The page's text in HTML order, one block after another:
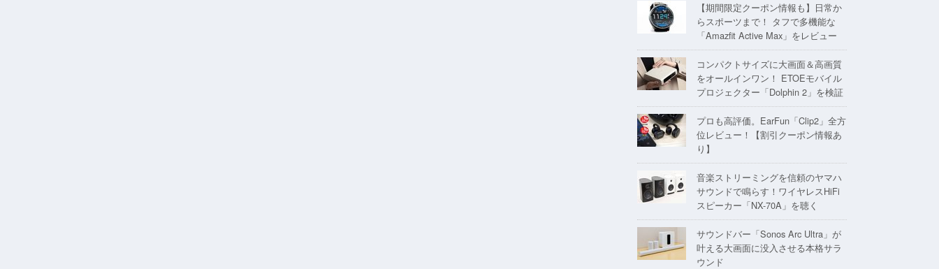
【期間限定クーポン情報も】日常か
らスポーツまで！ タフで多機能な
「Amazfit Active Max」をレビュー
コンパクトサイズに大画面＆高画質
をオールインワン！ ETOEモバイル
プロジェクター「Dolphin 2」を検証
プロも高評価。EarFun「Clip2」全方
位レビュー！【割引クーポン情報あ
り】
音楽ストリーミングを信頼のヤマハ
サウンドで鳴らす！ワイヤレスHiFi
スピーカー「NX-70A」を聴く
サウンドバー「Sonos Arc Ultra」が
叶える大画面に没入させる本格サラ
ウンド